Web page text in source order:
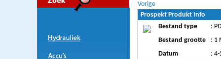
Vorige
Prospekt Produkt Info
Bestand type
:
Bestand grootte
: 1
Datum
: